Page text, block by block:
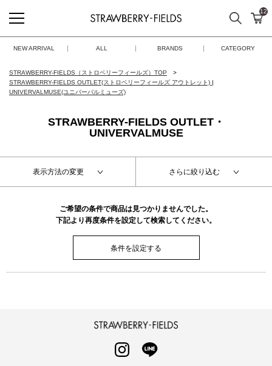
STRAWBERRY-FIELDS
検索 カ
12
NEW ARRIVAL ALL BRANDS CATEGORY
STRAWBERRY-FIELDS（ストロベリーフィールズ）TOP
STRAWBERRY-FIELDS OUTLET(ストロベリーフィールズ アウトレット) |
UNIVERVALMUSE(ユニバーバルミューズ)
STRAWBERRY-FIELDS OUTLET・
UNIVERVALMUSE
表示方法の変更 さらに絞り込む
ご希望の条件で商品は見つかりませんでした。
下記より再度条件を設定して検索してください。
条件を設定する
INSTAGRAM